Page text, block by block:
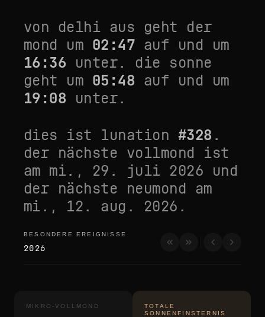
von delhi aus geht der
mond um 02:47 auf und um
16:36 unter. die sonne
geht um 05:48 auf und um
19:08 unter.
dies ist lunation #328 .
der nächste vollmond ist
am mi., 29. juli 2026 und
der nächste neumond am
mi., 12. aug. 2026 .
besondere ereignisse
BESONDERE EREIGNISSE
2026
MIKRO-VOLLMOND
TOTALE
SONNENFINSTERNIS